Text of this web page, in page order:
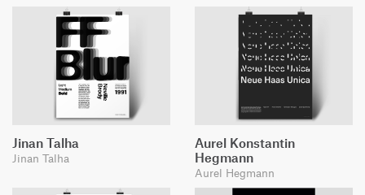
Jinan Talha
Jinan Talha
Aurel Konstantin
Hegmann
Aurel Hegmann